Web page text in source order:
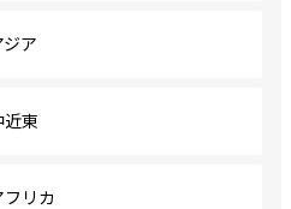
ジア
近東
フリカ